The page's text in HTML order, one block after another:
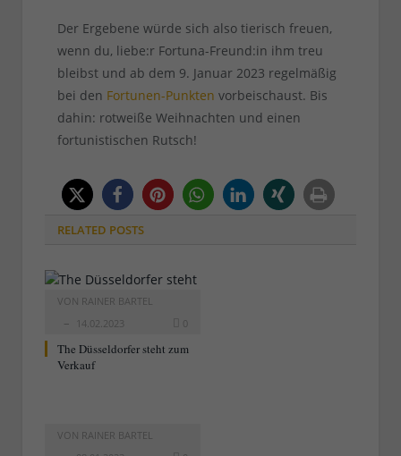
Der Ergebene würde sich also tierisch freuen,
wenn du, liebe:r Fortuna-Freund:in ihm treu
bleibst und ab dem 9. Januar 2023 regelmäßig
bei den Fortunen-Punkten vorbeischaust. Bis
dahin: rotweiße Weihnachten und einen
fortunistischen Rutsch!
RELATED POSTS
VON RAINER BARTEL
14.02.2023
0
The Düsseldorfer steht zum
Verkauf
VON RAINER BARTEL